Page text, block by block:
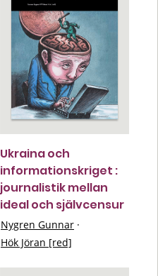
Ukraina och
informationskriget :
journalistik mellan
ideal och självcensur
Nygren Gunnar ·
Hök Jöran [red]